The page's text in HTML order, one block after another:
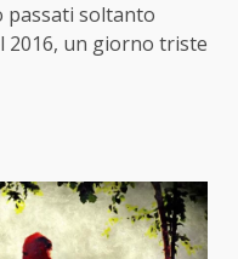
passati soltanto
2016, un giorno triste